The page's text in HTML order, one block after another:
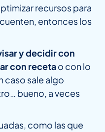
recursos para
entonces los
y decidir con
con recetao con lo
caso sale algo
bueno, a veces
como las que